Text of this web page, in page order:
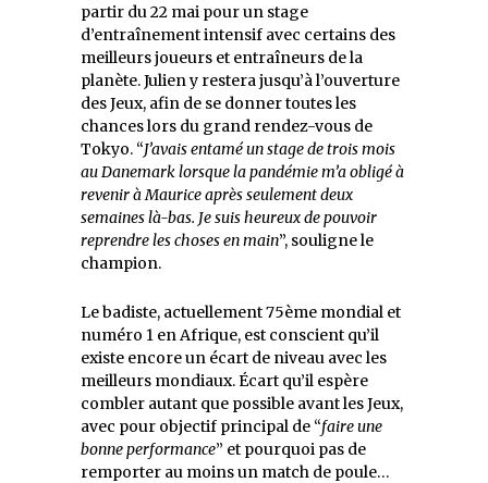
partir du 22 mai pour un stage
d’entraînement intensif avec certains des
meilleurs joueurs et entraîneurs de la
planète. Julien y restera jusqu’à l’ouverture
des Jeux, afin de se donner toutes les
chances lors du grand rendez-vous de
Tokyo. “J’avais entamé un stage de trois mois
au Danemark lorsque la pandémie m’a obligé à
revenir à Maurice après seulement deux
semaines là-bas. Je suis heureux de pouvoir
reprendre les choses en main”, souligne le
champion.
Le badiste, actuellement 75ème mondial et
numéro 1 en Afrique, est conscient qu’il
existe encore un écart de niveau avec les
meilleurs mondiaux. Écart qu’il espère
combler autant que possible avant les Jeux,
avec pour objectif principal de “faire une
bonne performance” et pourquoi pas de
remporter au moins un match de poule…